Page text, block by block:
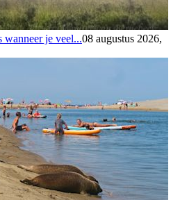
wanneer je veel...08 augustus 2026,